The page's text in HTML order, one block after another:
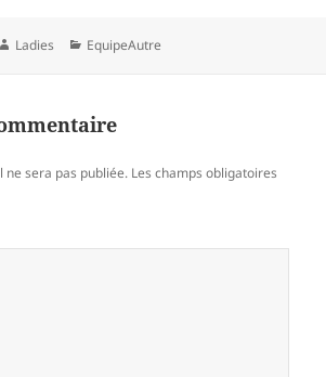
Auteur
Ladies Catégories
EquipeAutre
ne sera pas publiée. Les champs obligatoires